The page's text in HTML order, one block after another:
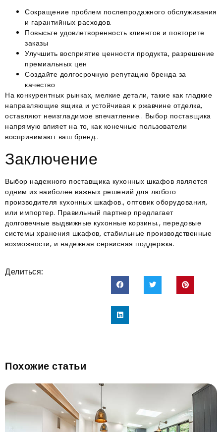
Сокращение проблем послепродажного обслуживания
и гарантийных расходов.
Повысьте удовлетворенность клиентов и повторите
заказы
Улучшить восприятие ценности продукта, разрешение
премиальных цен
Создайте долгосрочную репутацию бренда за
качество
На конкурентных рынках, мелкие детали, такие как гладкие
направляющие ящика и устойчивая к ржавчине отделка,
оставляют неизгладимое впечатление.. Выбор поставщика
напрямую влияет на то, как конечные пользователи
воспринимают ваш бренд..
Заключение
Выбор надежного поставщика кухонных шкафов является
одним из наиболее важных решений для любого
производителя кухонных шкафов., оптовик оборудования,
или импортер. Правильный партнер предлагает
долговечные выдвижные кухонные корзины., передовые
системы хранения шкафов, стабильные производственные
возможности, и надежная сервисная поддержка.
Делиться:
Похожие статьи